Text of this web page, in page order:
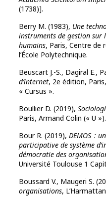
(1738)].
Berry M. (1983), Une
instruments de gestion sur
humains, Paris, Centre de
l’École Polytechnique.
Beuscart J.-S., Dagiral E.,
d’internet, 2e édition,
« Cursus ».
Boullier D. (2019),
Paris, Armand Colin (« U »).
Bour R. (2019), DEMOS :
participative de système
démocratie des
Université Toulouse 1
Boussard V., Maugeri S.
organisations,